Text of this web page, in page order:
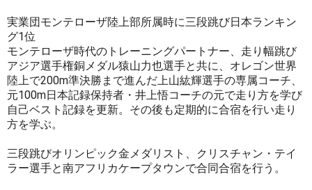
実業団モンテローザ陸上部所属時に三段跳び日本ランキン
グ1位
モンテローザ時代のトレーニングパートナー、走り幅跳び
アジア選手権銅メダル猿山力也選手と共に、オレゴン世界
陸上で200m準決勝まで進んだ上山紘輝選手の専属コーチ、
元100m日本記録保持者・井上悟コーチの元で走り方を学び
自己ベスト記録を更新。その後も定期的に合宿を行い走り
方を学ぶ。
三段跳びオリンピック金メダリスト、クリスチャン・テイ
ラー選手と南アフリカケープタウンで合同合宿を行う。